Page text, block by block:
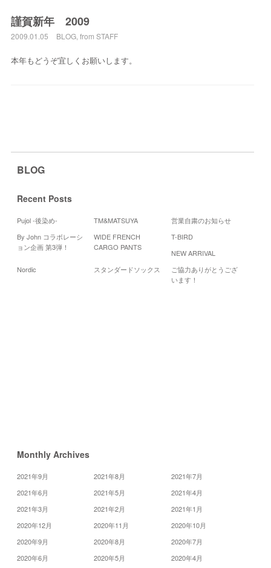
謹賀新年 2009
2009.01.05 BLOG, from STAFF
本年もどうぞ宜しくお願いします。
BLOG
Recent Posts
Pujol -後染め- TM&MATSUYA
営業自粛のお知らせ
By John コラボレーシ
ョン企画 第3弾！
WIDE FRENCH
CARGO PANTS
T-BIRD
NEW ARRIVAL
Nordic
スタンダードソックス
ご協力ありがとうござ
います！
Monthly Archives
2021年9月 2021年8月
2021年7月
2021年6月
2021年5月
2021年4月
2021年3月
2021年2月
2021年1月
2020年12月
2020年11月
2020年10月
2020年9月
2020年8月
2020年7月
2020年6月
2020年5月
2020年4月